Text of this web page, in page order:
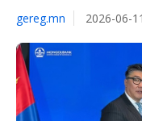
gereg.mn 2026-06-11